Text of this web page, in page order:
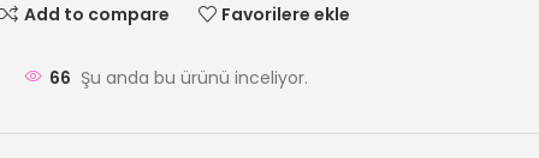
Add to compare Favorilere ekle
66 Şu anda bu ürünü inceliyor.